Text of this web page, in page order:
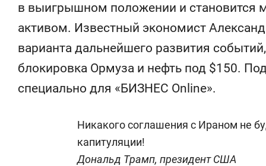
в выигрышном положении и становится
активом. Известный экономист
варианта дальнейшего развития
блокировка Ормуза и нефть под $150.
специально для «БИЗНЕС Online».
Никакого соглашения с Ираном не
капитуляции!
Дональд Трамп, президент США